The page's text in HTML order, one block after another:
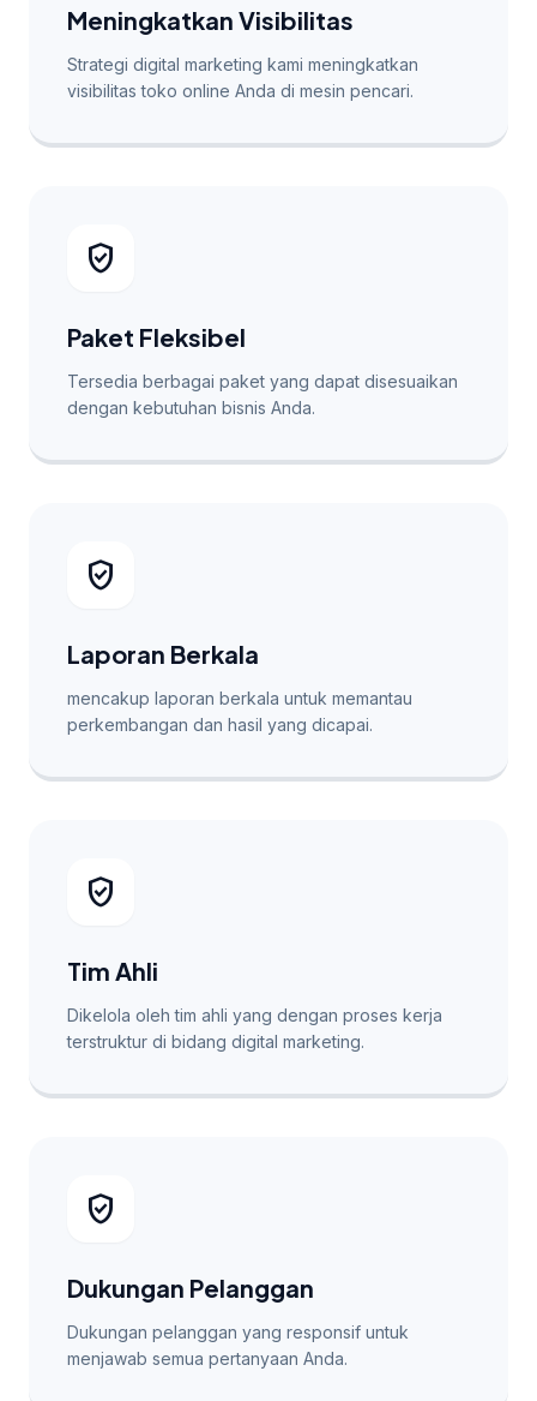
Meningkatkan Visibilitas
Strategi digital marketing kami meningkatkan
visibilitas toko online Anda di mesin pencari.
verified_user
Paket Fleksibel
Tersedia berbagai paket yang dapat disesuaikan
dengan kebutuhan bisnis Anda.
verified_user
Laporan Berkala
mencakup laporan berkala untuk memantau
perkembangan dan hasil yang dicapai.
verified_user
Tim Ahli
Dikelola oleh tim ahli yang dengan proses kerja
terstruktur di bidang digital marketing.
verified_user
Dukungan Pelanggan
Dukungan pelanggan yang responsif untuk
menjawab semua pertanyaan Anda.